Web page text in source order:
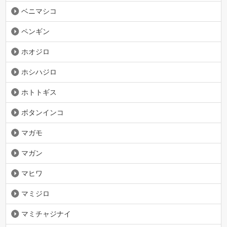
ベニマシコ
ペンギン
ホオジロ
ホシハジロ
ホトトギス
ボタンインコ
マガモ
マガン
マヒワ
マミジロ
マミチャジナイ